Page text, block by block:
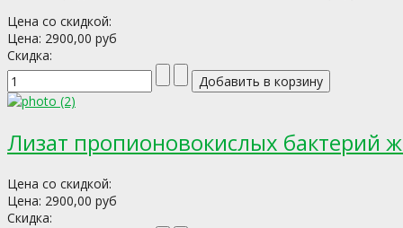
Цена со скидкой:
Цена: 2900,00 руб
Скидка:
Лизат пропионовокислых бактерий
Цена со скидкой:
Цена: 2900,00 руб
Скидка: